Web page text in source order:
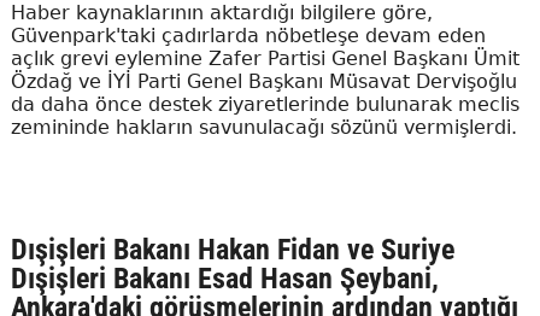
Haber kaynaklarının aktardığı bilgilere göre,
Güvenpark'taki çadırlarda nöbetleşe devam eden
açlık grevi eylemine Zafer Partisi Genel Başkanı Ümit
Özdağ ve İYİ Parti Genel Başkanı Müsavat Dervişoğlu
da daha önce destek ziyaretlerinde bulunarak meclis
zemininde hakların savunulacağı sözünü vermişlerdi.
Dışişleri Bakanı Hakan Fidan ve Suriye
Dışişleri Bakanı Esad Hasan Şeybani,
Ankara'daki görüşmelerinin ardından yaptığı